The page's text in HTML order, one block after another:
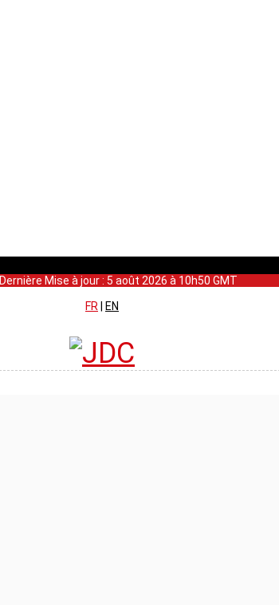
Dernière Mise à jour : 5 août 2026 à 10h50 GMT
FR
EN